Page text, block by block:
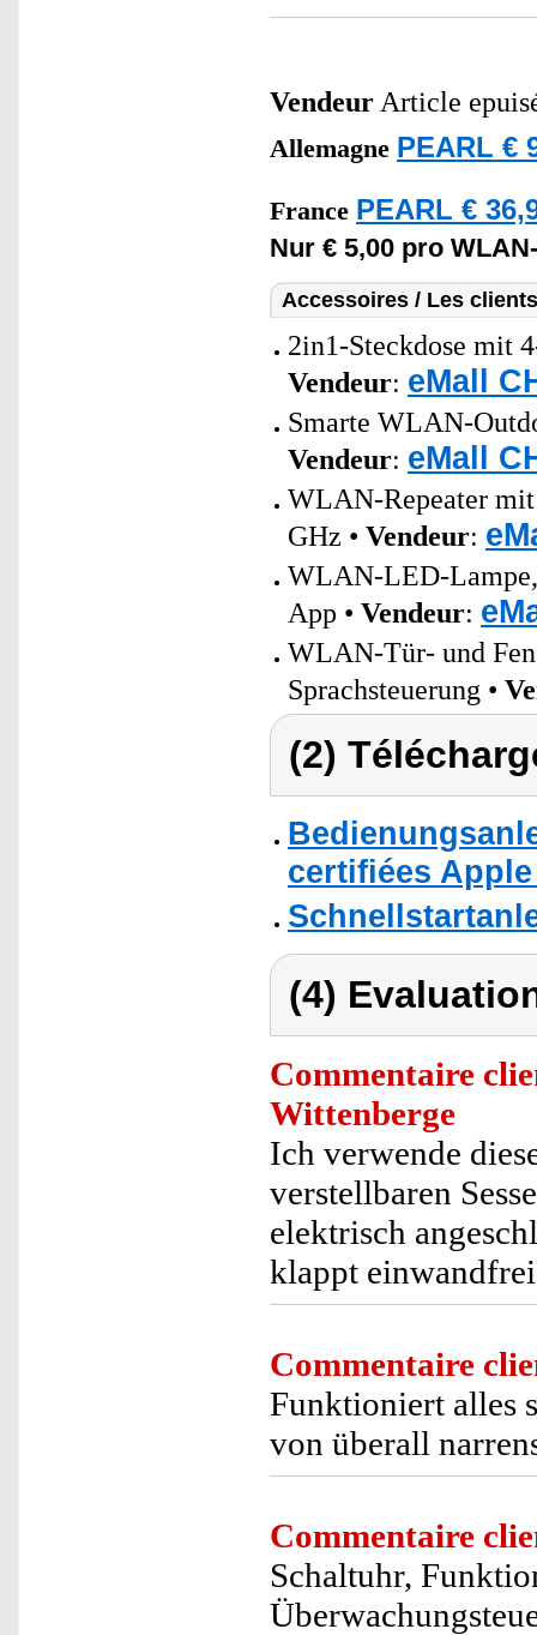
Vendeur Article
Allemagne PEARL €
France PEARL €
Nur € 5,00 pro
Accessoires / Les
2in1-Steckdose mit
Vendeur: eMall
Smarte WLAN-
Vendeur: eMall
WLAN-Repeater
GHz • Vendeur:
WLAN-LED-
App • Vendeur:
WLAN-Tür- und
Sprachsteuerung •
(2)
certifiées
(4)
Commentaire
Wittenberge
Ich verwende
verstellbaren
elektrisch
klappt
Commentaire
Funktioniert alles
von überall
Commentaire
Schaltuhr,